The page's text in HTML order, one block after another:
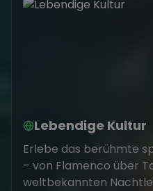
Lebendige Kultur
Erlebe das berühmte
– von Flamenco über
weltbekannten